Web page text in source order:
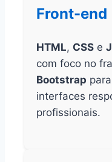
Front-end
HTML, CSS e
com foco no
Bootstrap
interfaces
profissionais.